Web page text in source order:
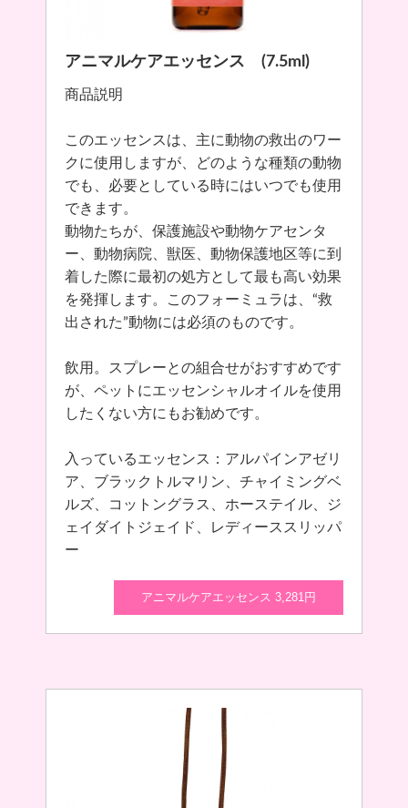
アニマルケアエッセンス (7.5ml)
商品説明
このエッセンスは、主に動物の救出のワー
クに使用しますが、どのような種類の動物
でも、必要としている時にはいつでも使用
できます。
動物たちが、保護施設や動物ケアセンタ
ー、動物病院、獣医、動物保護地区等に到
着した際に最初の処方として最も高い効果
を発揮します。このフォーミュラは、“救
出された”動物には必須のものです。
飲用。スプレーとの組合せがおすすめです
が、ペットにエッセンシャルオイルを使用
したくない方にもお勧めです。
入っているエッセンス：アルパインアゼリ
ア、ブラックトルマリン、チャイミングベ
ルズ、コットングラス、ホーステイル、ジ
ェイダイトジェイド、レディーススリッパ
ー
アニマルケアエッセンス 3,281円